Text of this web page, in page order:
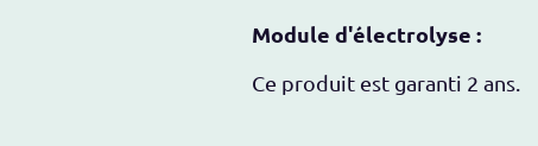
Module d'électrolyse :
Ce produit est garanti 2 ans.